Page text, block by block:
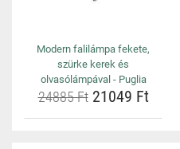
Modern falilámpa fekete,
szürke kerek és
olvasólámpával - Puglia
24885 Ft21049 Ft